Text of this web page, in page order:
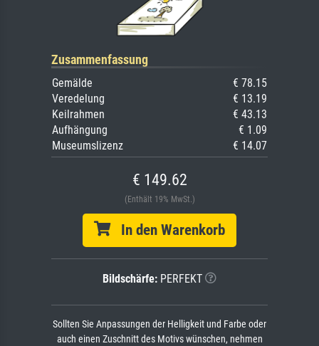
Zusammenfassung
Gemälde
€ 78.15
Veredelung
€ 13.19
Keilrahmen
€ 43.13
Aufhängung
€ 1.09
Museumslizenz
€ 14.07
€ 149.62
(Enthält 19% MwSt.)
In den Warenkorb
Bildschärfe: PERFEKT
Sollten Sie Anpassungen der Helligkeit und Farbe oder
auch einen Zuschnitt des Motivs wünschen, nehmen